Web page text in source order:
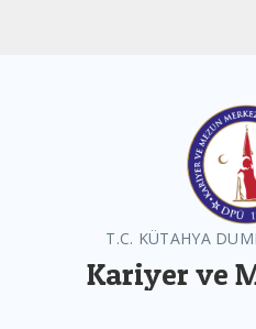
T.C. KÜTAHYA
Kariyer ve